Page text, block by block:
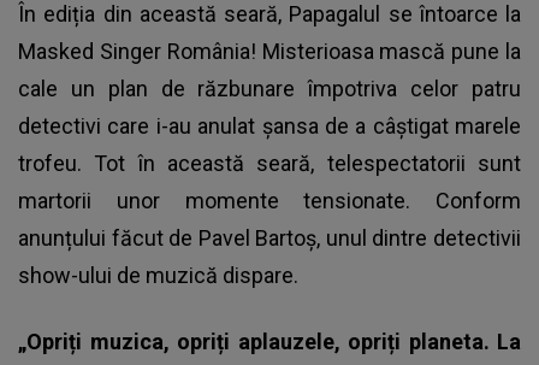
În ediția din această seară, Papagalul se întoarce la
Masked Singer România! Misterioasa mască pune la
cale un plan de răzbunare împotriva celor patru
detectivi care i-au anulat șansa de a câștigat marele
trofeu. Tot în această seară, telespectatorii sunt
martorii unor momente tensionate. Conform
anunțului făcut de Pavel Bartoș, unul dintre detectivii
show-ului de muzică dispare.
„Opriți muzica, opriți aplauzele, opriți planeta. La